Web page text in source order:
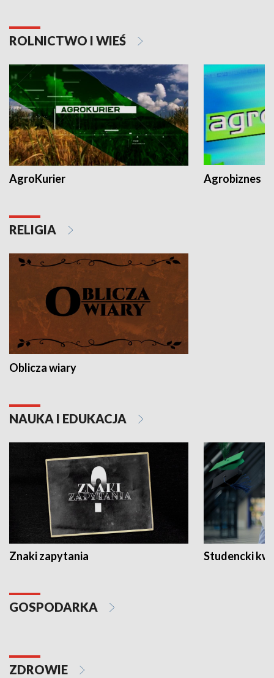
ROLNICTWO I WIEŚ
AgroKurier Agrobiznes
RELIGIA
Oblicza wiary
NAUKA I EDUKACJA
Znaki zapytania Studencki
GOSPODARKA
ZDROWIE